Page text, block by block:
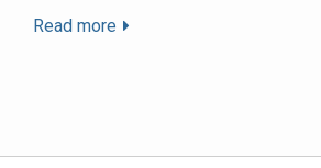
Read more